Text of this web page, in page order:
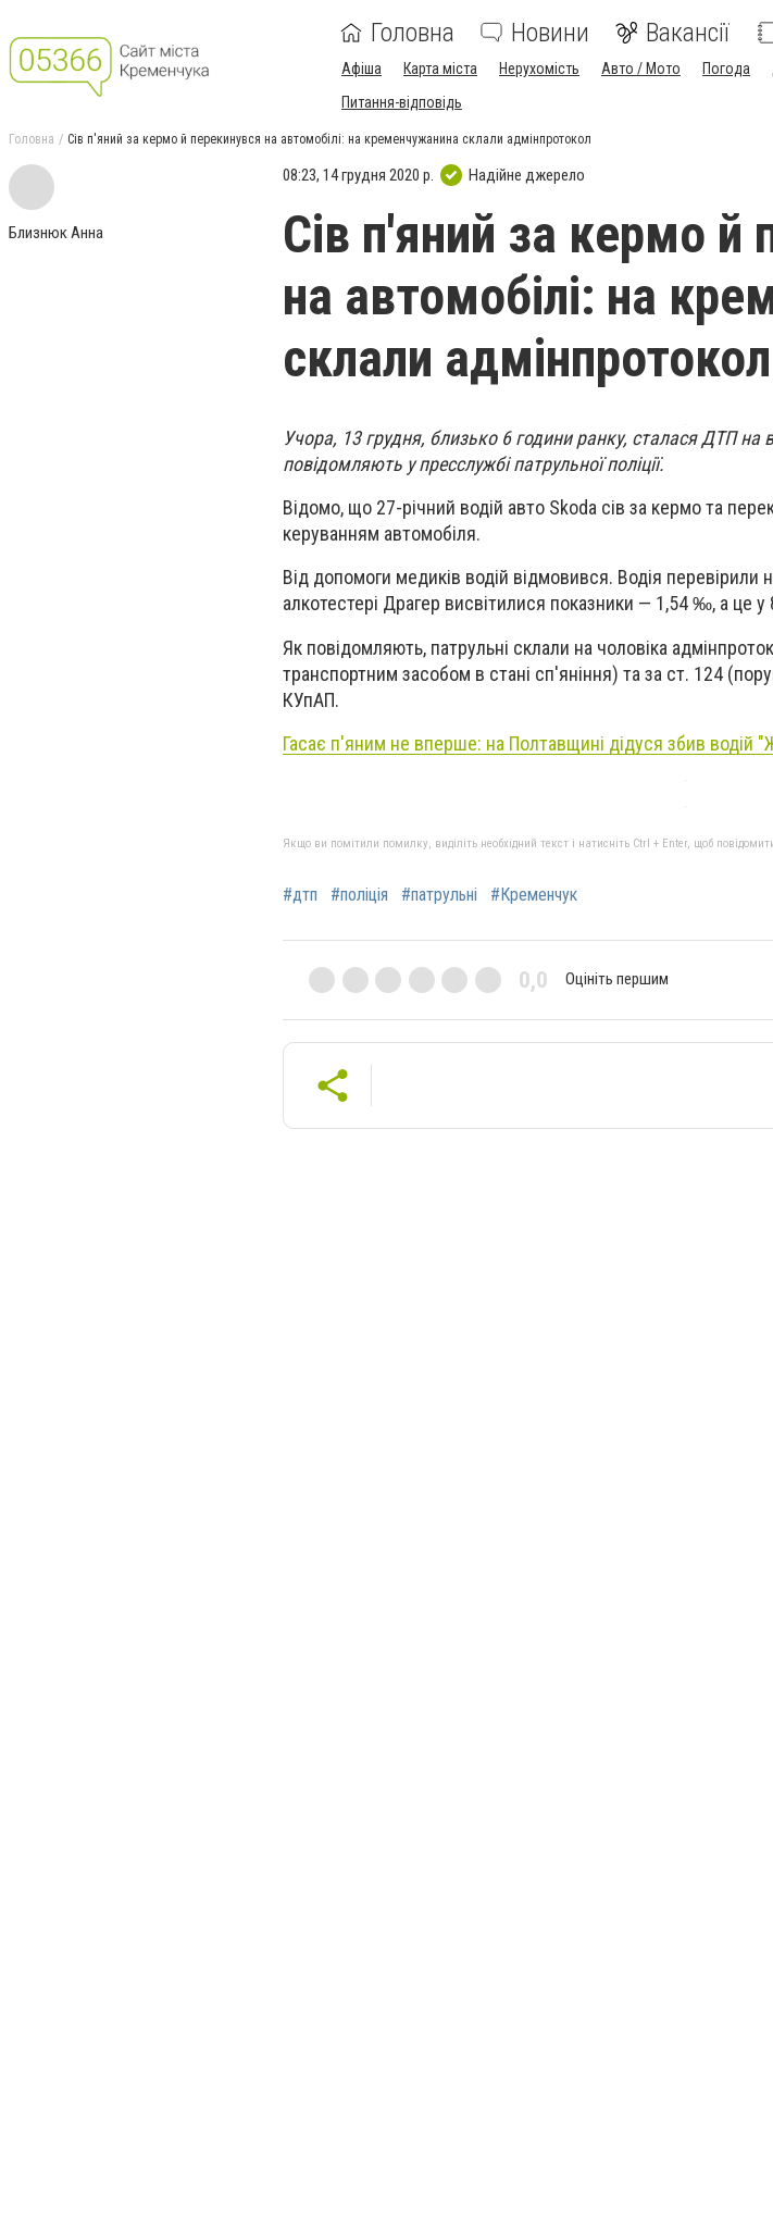
Головна Новини Вакансії
Афіша Карта міста Нерухомість Авто / Мото Погода
Питання-відповідь
Головна Сів п'яний за кермо й перекинувся на автомобілі: на кременчужанина склали адмінпротокол
Близнюк Анна
08:23, 14 грудня 2020 р. Надійне джерело
Сів п'яний за кермо й
на автомобілі: на
склали адмінпротокол
Учора, 13 грудня, близько 6 години ранку, сталася ДТП на
повідомляють у пресслужбі патрульної поліції.
Відомо, що 27-річний водій авто Skoda сів за кермо та
керуванням автомобіля.
Від допомоги медиків водій відмовився. Водія перевірили
алкотестері Драгер висвітилися показники — 1,54 ‰, а це у
Як повідомляють, патрульні склали на чоловіка
транспортним засобом в стані сп'яніння) та за ст. 124
КУпАП.
Гасає п'яним не вперше: на Полтавщині дідуся збив водій
Якщо ви помітили помилку, виділіть необхідний текст і натисніть Ctrl + Enter, щоб
#дтп #поліція #патрульні #Кременчук
0,0 Оцініть першим